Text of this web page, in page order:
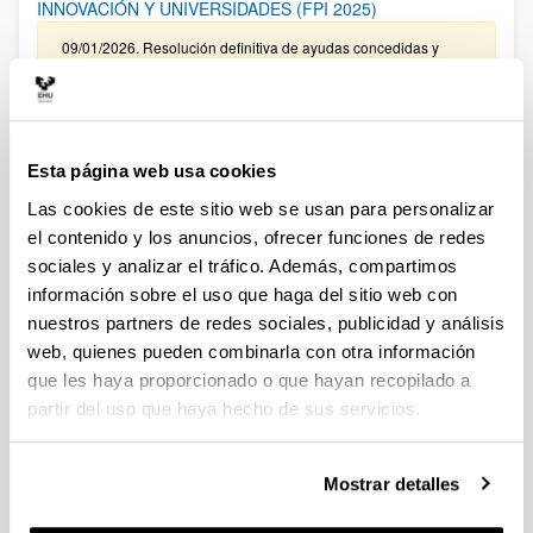
Esta página web usa cookies
Las cookies de este sitio web se usan para personalizar
el contenido y los anuncios, ofrecer funciones de redes
sociales y analizar el tráfico. Además, compartimos
información sobre el uso que haga del sitio web con
nuestros partners de redes sociales, publicidad y análisis
web, quienes pueden combinarla con otra información
que les haya proporcionado o que hayan recopilado a
partir del uso que haya hecho de sus servicios.
Mostrar detalles
INNOVACIÓN Y UNIVERSIDADES (FPI 2025)
09/01/2026. Resolución definitiva de ayudas concedidas y
CONVOCATORIA EXTRAORDINARIA DE CONTRATACIÓN
ASOCIADO A LAS AYUDAS CONCEDIDAS EN LA
CONVOCATORIA DE “PROYECTOS DE GENERACIÓN DE
CONOCIMIENTO” DEL MINISTERIO DE CIENCIA E
INNOVACIÓN 2024 EN LA UPV/EHU
Sin trámite abierto (Plazo de presentación de solicitudes:
31/01/2026 - 15/02/2026)
10/03/2026. Resolución provisional de concedidos y
denegados
CONVOCATORIA PARA LA CONTRATACIÓN DE
PERSONAL INVESTIGADOR EN FORMACIÓN EN LA
CONOCIMIENTO ”PID2022-139821OB-I00” DEL